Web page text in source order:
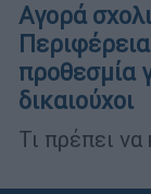
Αγορά
προθεσμία
δικαιούχοι
Τι πρέπει